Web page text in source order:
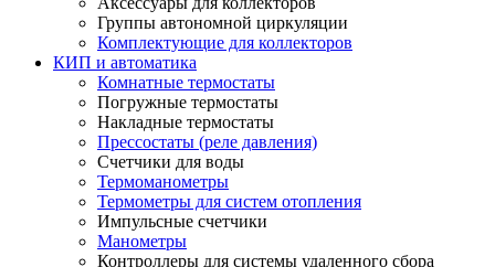
Группы автономной циркуляции
Комплектующие для коллекторов
КИП и автоматика
Комнатные термостаты
Погружные термостаты
Накладные термостаты
Прессостаты (реле давления)
Счетчики для воды
Термоманометры
Термометры для систем отопления
Импульсные счетчики
Манометры
Контроллеры для системы удаленного сбора